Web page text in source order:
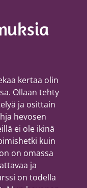
kertaa olin
Ollaan tehty
ja osittain
hevosen
ei ole ikinä
kuin
on omassa
ja
on todella